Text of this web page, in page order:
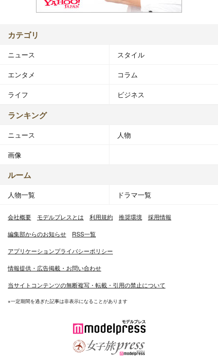
カテゴリ
ニュース スタイル
エンタメ コラム
ライフ ビジネス
ランキング
ニュース 人物
画像
ルーム
人物一覧 ドラマ一覧
会社概要 モデルプレスとは 利用規約 推奨環境 採用情報
編集部からのお知らせ RSS一覧
アプリケーションプライバシーポリシー
情報提供・広告掲載・お問い合わせ
当サイトコンテンツの無断複写・転載・引用の禁止について
※一定期間を過ぎた記事は非表示になることがあります